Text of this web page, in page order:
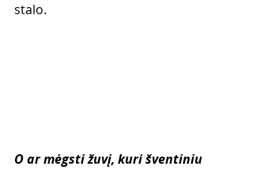
stalo.
O ar mėgsti žuvį, kuri šventiniu